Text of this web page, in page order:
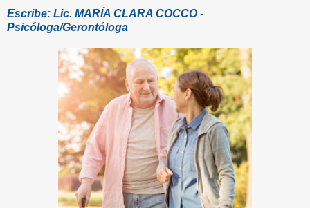
Escribe: Lic. MARÍA CLARA COCCO -
Psicóloga/Gerontóloga